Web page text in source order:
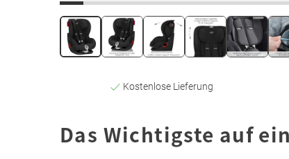
Kostenlose Lieferung
Das Wichtigste auf